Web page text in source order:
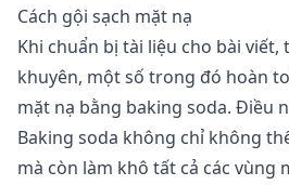
Cách gội sạch mặt nạ
Khi chuẩn bị tài liệu cho bài
khuyên, một số trong đó hoàn
mặt nạ bằng baking soda. Điều
Baking soda không chỉ không
mà còn làm khô tất cả các vùng